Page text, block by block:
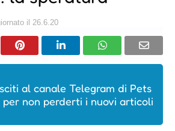
il 26.6.20
al canale Telegram di Pets
per non perderti i nuovi articoli